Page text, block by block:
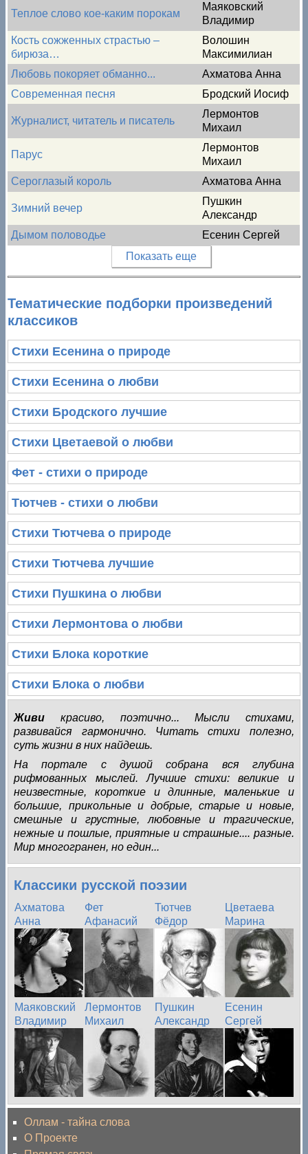
Теплое слово кое-каким порокам
Маяковский
Владимир
Кость сожженных страстью –
бирюза…
Волошин
Максимилиан
Любовь покоряет обманно...
Ахматова Анна
Современная песня
Бродский Иосиф
Журналист, читатель и писатель
Лермонтов
Михаил
Парус
Лермонтов
Михаил
Сероглазый король
Ахматова Анна
Зимний вечер
Пушкин
Александр
Дымом половодье
Есенин Сергей
Показать еще
Тематические подборки произведений
классиков
Стихи Есенина о природе
Стихи Есенина о любви
Стихи Бродского лучшие
Стихи Цветаевой о любви
Фет - стихи о природе
Тютчев - стихи о любви
Стихи Тютчева о природе
Стихи Тютчева лучшие
Стихи Пушкина о любви
Стихи Лермонтова о любви
Стихи Блока короткие
Стихи Блока о любви
Живи красиво, поэтично... Мысли стихами,
развивайся гармонично. Читать стихи полезно,
суть жизни в них найдешь.
На портале c душой собрана вся глубина
рифмованных мыслей. Лучшие стихи: великие и
неизвестные, короткие и длинные, маленькие и
большие, прикольные и добрые, старые и новые,
смешные и грустные, любовные и трагические,
нежные и пошлые, приятные и страшные.... разные.
Мир многогранен, но един...
Классики русской поэзии
Ахматова
Анна
Фет
Афанасий
Тютчев
Фёдор
Цветаева
Марина
Маяковский
Владимир
Лермонтов
Михаил
Пушкин
Александр
Есенин
Сергей
Оллам - тайна слова
О Проекте